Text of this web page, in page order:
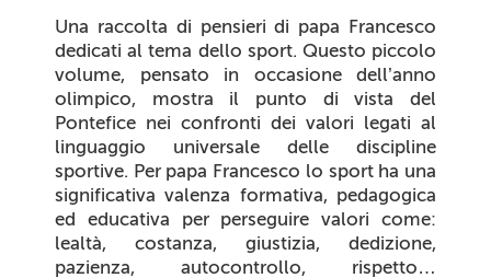
Una raccolta di pensieri di papa Francesco
dedicati al tema dello sport. Questo piccolo
volume, pensato in occasione dell’anno
olimpico, mostra il punto di vista del
Pontefice nei confronti dei valori legati al
linguaggio universale delle discipline
sportive. Per papa Francesco lo sport ha una
significativa valenza formativa, pedagogica
ed educativa per perseguire valori come:
lealtà, costanza, giustizia, dedizione,
pazienza, autocontrollo, rispetto…